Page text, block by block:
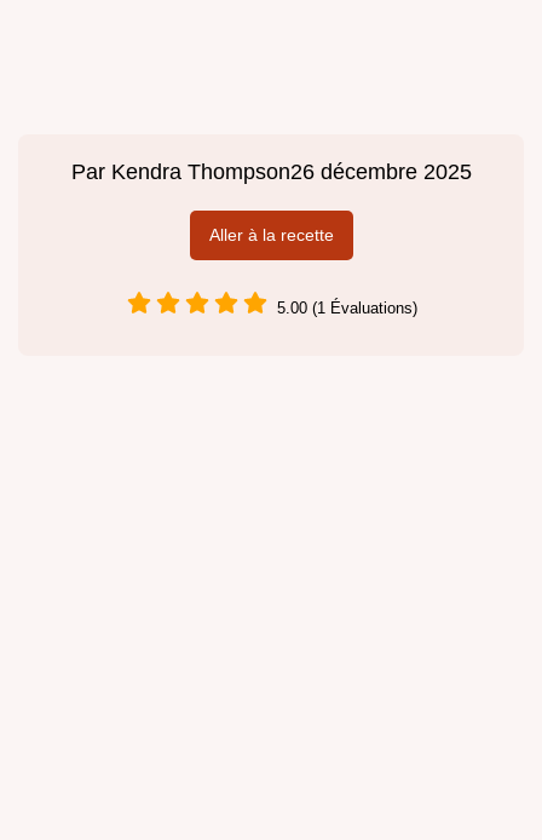
Par Kendra Thompson26 décembre 2025
Aller à la recette
5.00 (1 Évaluations)